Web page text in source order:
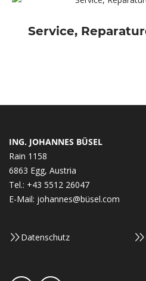
Service,
ING. JOHANNES BÜSEL
Rain 1158
6863 Egg, Austria
Tel.: +43 5512 26047
E-Mail: johannes@büsel.com
Datenschutz